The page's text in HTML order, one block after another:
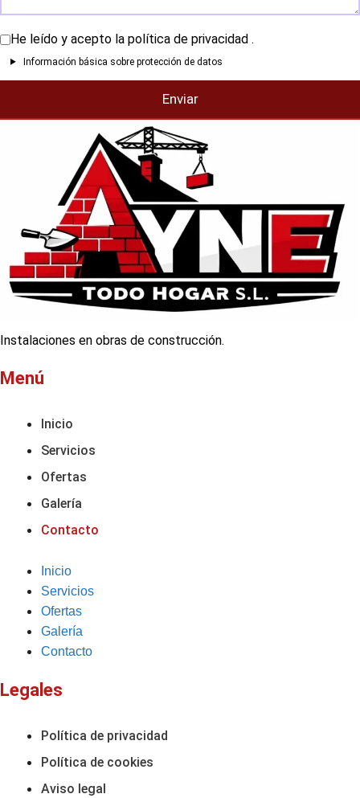
He leído y acepto la política de privacidad .
Información básica sobre protección de datos
Enviar
Instalaciones en obras de construcción.
Menú
Inicio
Servicios
Ofertas
Galería
Contacto
Inicio
Servicios
Ofertas
Galería
Contacto
Legales
Política de privacidad
Política de cookies
Aviso legal